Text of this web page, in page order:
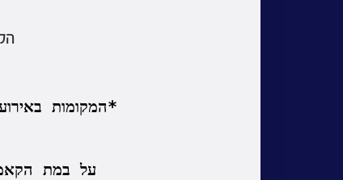
*המקומות
על במת